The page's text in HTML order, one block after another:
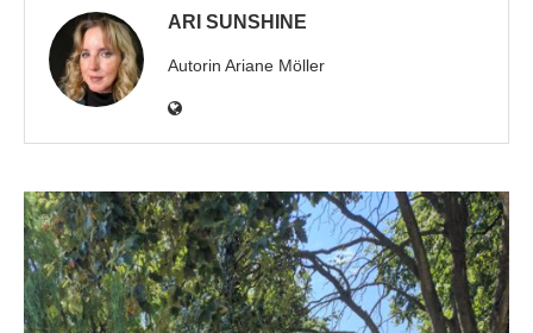
ARI SUNSHINE
Autorin Ariane Möller